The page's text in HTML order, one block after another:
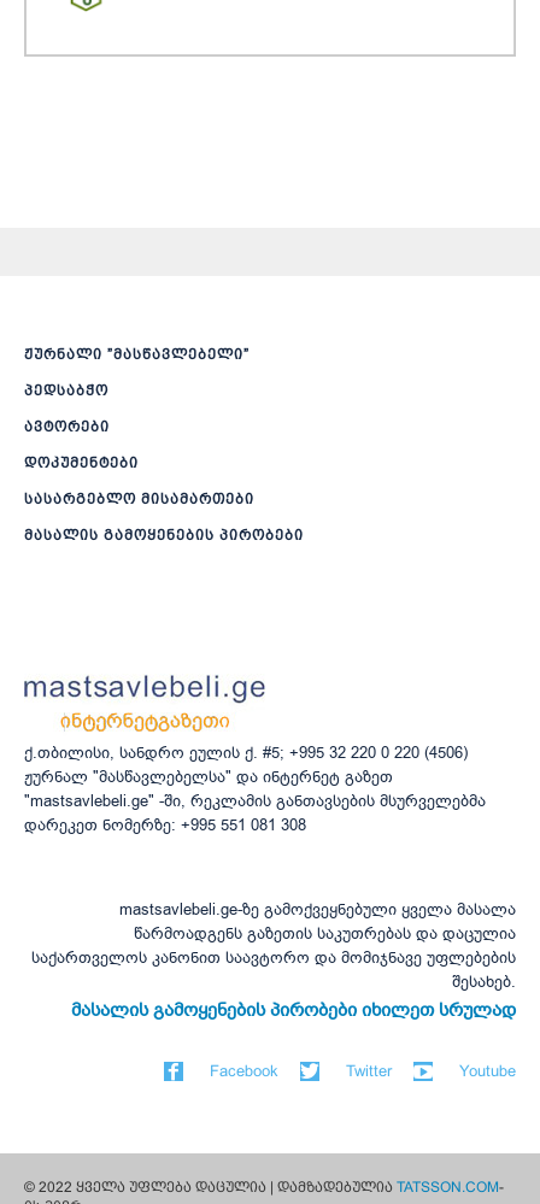
ჟურნალი ”მასწავლებელი”
პედსაბჭო
ავტორები
დოკუმენტები
სასარგებლო მისამართები
მასალის გამოყენების პირობები
ქ.თბილისი, სანდრო ეულის ქ. #5; +995 32 220 0 220 (4506)
ჟურნალ "მასწავლებელსა" და ინტერნეტ გაზეთ
"mastsavlebeli.ge" -ში, რეკლამის განთავსების მსურველებმა
დარეკეთ ნომერზე: +995 551 081 308
mastsavlebeli.ge-ზე გამოქვეყნებული ყველა მასალა
წარმოადგენს გაზეთის საკუთრებას და დაცულია
საქართველოს კანონით საავტორო და მომიჯნავე უფლებების
შესახებ.
მასალის გამოყენების პირობები იხილეთ სრულად
Facebook Twitter Youtube
© 2022 ყველა უფლება დაცულია | დამზადებულია TATSSON.COM-